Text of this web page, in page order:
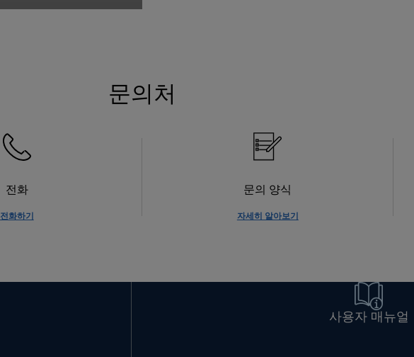
문의처
전화
전화하기
문의 양식
자세히 알아보기
사용자 매뉴얼